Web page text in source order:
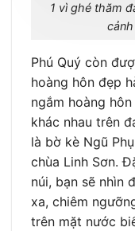
1 vì ghé thăm
Phú Quý còn
hoàng hôn đẹp
ngắm hoàng
khác nhau trên
là bờ kè Ngũ
chùa Linh Sơn.
núi, bạn sẽ nhìn
xa, chiêm
trên mặt nước